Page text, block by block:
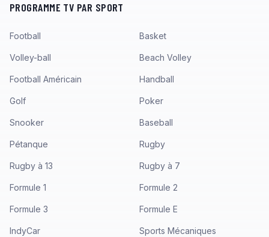
PROGRAMME TV PAR SPORT
Football Basket
Volley-ball Beach Volley
Football Américain Handball
Golf Poker
Snooker Baseball
Pétanque Rugby
Rugby à 13 Rugby à 7
Formule 1 Formule 2
Formule 3 Formule E
IndyCar Sports Mécaniques